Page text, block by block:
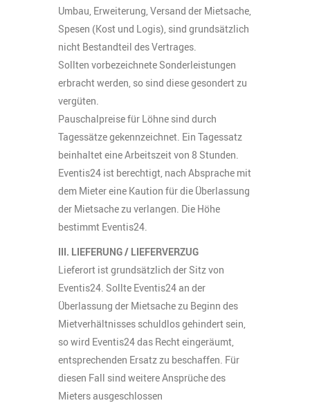
Umbau, Erweiterung, Versand der Mietsache,
Spesen (Kost und Logis), sind grundsätzlich
nicht Bestandteil des Vertrages.
Sollten vorbezeichnete Sonderleistungen
erbracht werden, so sind diese gesondert zu
vergüten.
Pauschalpreise für Löhne sind durch
Tagessätze gekennzeichnet. Ein Tagessatz
beinhaltet eine Arbeitszeit von 8 Stunden.
Eventis24 ist berechtigt, nach Absprache mit
dem Mieter eine Kaution für die Überlassung
der Mietsache zu verlangen. Die Höhe
bestimmt Eventis24.
III. LIEFERUNG / LIEFERVERZUG
Lieferort ist grundsätzlich der Sitz von
Eventis24. Sollte Eventis24 an der
Überlassung der Mietsache zu Beginn des
Mietverhältnisses schuldlos gehindert sein,
so wird Eventis24 das Recht eingeräumt,
entsprechenden Ersatz zu beschaffen. Für
diesen Fall sind weitere Ansprüche des
Mieters ausgeschlossen